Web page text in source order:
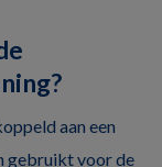
aan een
gebruikt voor de